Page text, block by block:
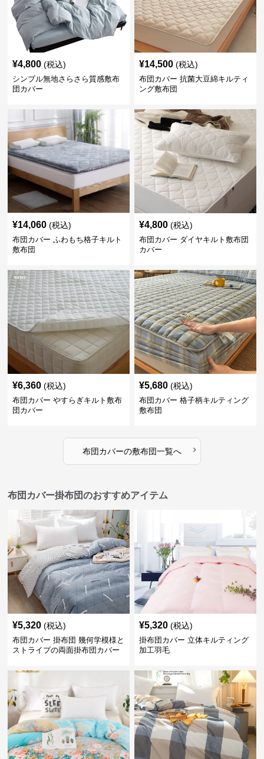
¥4,800 (税込)
シンプル無地さらさら質感敷布
団カバー
¥14,500 (税込)
布団カバー 抗菌大豆綿キルティ
ング敷布団
¥14,060 (税込)
布団カバー ふわもち格子キルト
敷布団
¥4,800 (税込)
布団カバー ダイヤキルト敷布団
カバー
¥6,360 (税込)
布団カバー やすらぎキルト敷布
団カバー
¥5,680 (税込)
布団カバー 格子柄キルティング
敷布団
布団カバーの敷布団一覧へ ›
布団カバー掛布団のおすすめアイテム
¥5,320 (税込)
布団カバー 掛布団 幾何学模様と
ストライプの両面掛布団カバー
¥5,320 (税込)
掛布団カバー 立体キルティング
加工羽毛